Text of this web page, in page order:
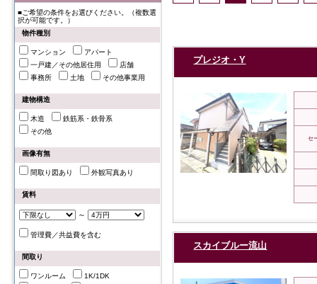
■ご希望の条件をお選びください。（複数選
択が可能です。）
物件種別
マンション
アパート
一戸建／その他居住用
店舗
事務所
土地 その他事業用
建物構造
木造
鉄筋系・鉄骨系
その他
画像有無
間取り図あり 外観写真あり
賃料
～
管理費／共益費を含む
間取り
ワンルーム
1K/1DK
プレジオ・Y
セ
スカイブルー流山